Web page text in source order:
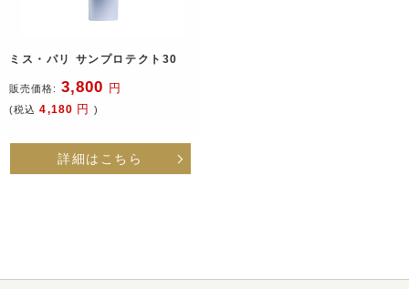
ミス・パリ サンプロテクト30
販売価格: 3,800 円
(税込 4,180 円)
詳細はこちら